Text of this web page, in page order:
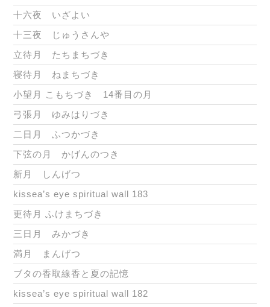
十六夜 いざよい
十三夜 じゅうさんや
立待月 たちまちづき
寝待月 ねまちづき
小望月 こもちづき 14番目の月
弓張月 ゆみはりづき
二日月 ふつかづき
下弦の月 かげんのつき
新月 しんげつ
kissea’s eye spiritual wall 183
更待月 ふけまちづき
三日月 みかづき
満月 まんげつ
ブタの香取線香と夏の記憶
kissea’s eye spiritual wall 182